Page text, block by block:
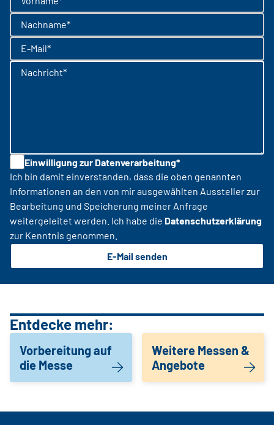
Nachname*
E-Mail*
Nachricht*
Einwilligung zur Datenverarbeitung*
Ich bin damit einverstanden, dass die oben genannten
Informationen an den von mir ausgewählten Aussteller zur
Bearbeitung und Speicherung meiner Anfrage
weitergeleitet werden. Ich habe die Datenschutzerklärung
zur Kenntnis genommen.
E-Mail senden
Entdecke mehr:
Vorbereitung auf
die Messe
Weitere Messen &
Angebote